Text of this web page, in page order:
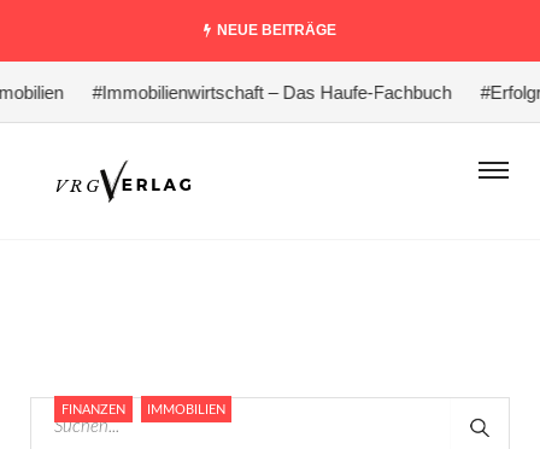
NEUE BEITRÄGE
#Immobilienwirtschaft – Das Haufe-Fachbuch
FINANZEN IMMOBILIEN